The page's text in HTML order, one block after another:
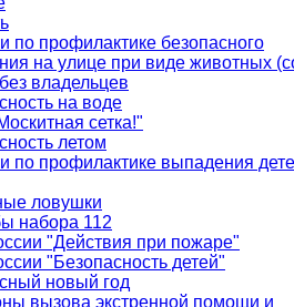
по профилактике безопасного
на улице при виде животных
владельцев
на воде
сетка!"
летом
по профилактике выпадения
ловушки
набора 112
"Действия при пожаре"
"Безопасность детей"
новый год
вызова экстренной помощи и